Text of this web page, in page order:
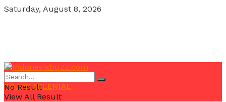
Saturday, August 8, 2026
POJOK MILENIAL
No Result
View All Result